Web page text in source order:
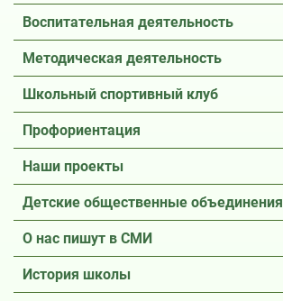
Воспитательная деятельность
Методическая деятельность
Школьный спортивный клуб
Профориентация
Наши проекты
Детские общественные объединения
О нас пишут в СМИ
История школы